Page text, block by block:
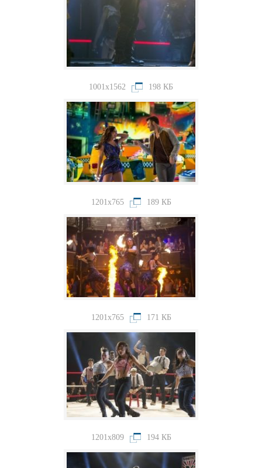
1001x1562 198 КБ
1201x765 189 КБ
1201x765 171 КБ
1201x809 194 КБ